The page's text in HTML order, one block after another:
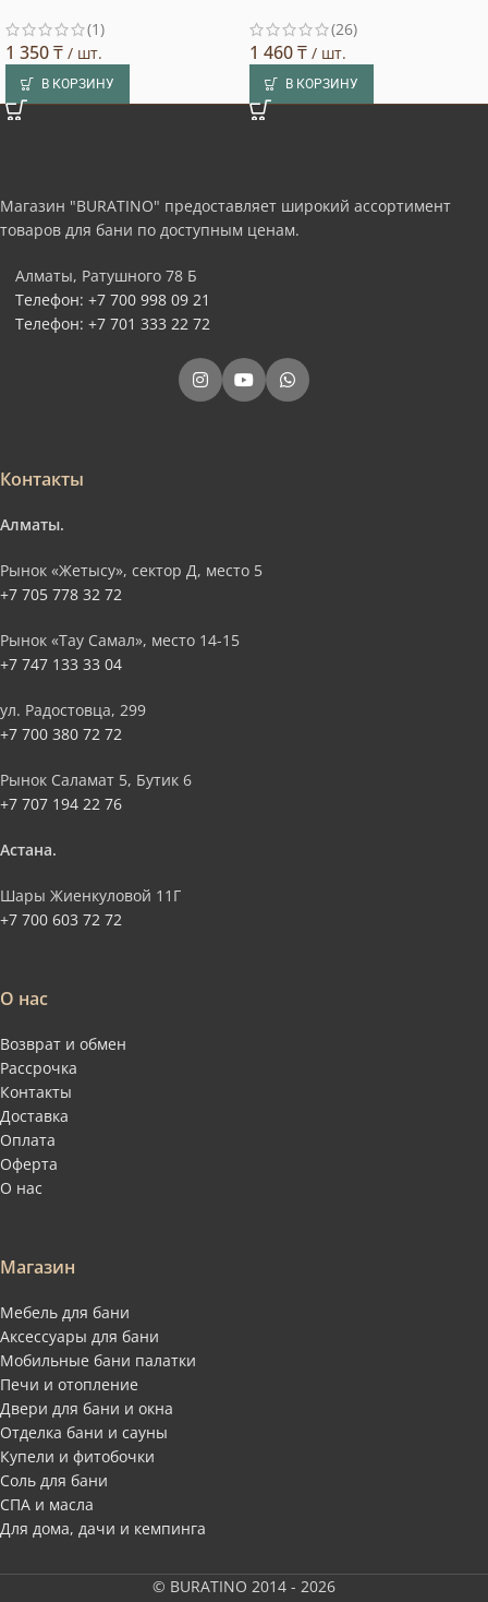
(1)
1 350₸ / шт.
В КОРЗИНУ
(26)
1 460₸ / шт.
В КОРЗИНУ
Магазин "BURATINO" предоставляет широкий ассортимент
товаров для бани по доступным ценам.
Алматы, Ратушного 78 Б
Телефон: +7 700 998 09 21
Телефон: +7 701 333 22 72
Контакты
Алматы.
Рынок «Жетысу», сектор Д, место 5
+7 705 778 32 72
Рынок «Тау Самал», место 14-15
+7 747 133 33 04
ул. Радостовца, 299
+7 700 380 72 72
Рынок Саламат 5, Бутик 6
+7 707 194 22 76
Астана.
Шары Жиенкуловой 11Г
+7 700 603 72 72
О нас
Возврат и обмен
Рассрочка
Контакты
Доставка
Оплата
Оферта
О нас
Магазин
Мебель для бани
Аксессуары для бани
Мобильные бани палатки
Печи и отопление
Двери для бани и окна
Отделка бани и сауны
Купели и фитобочки
Соль для бани
СПА и масла
Для дома, дачи и кемпинга
© BURATINO 2014 - 2026